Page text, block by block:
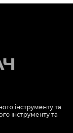
інструменту та
інструменту та